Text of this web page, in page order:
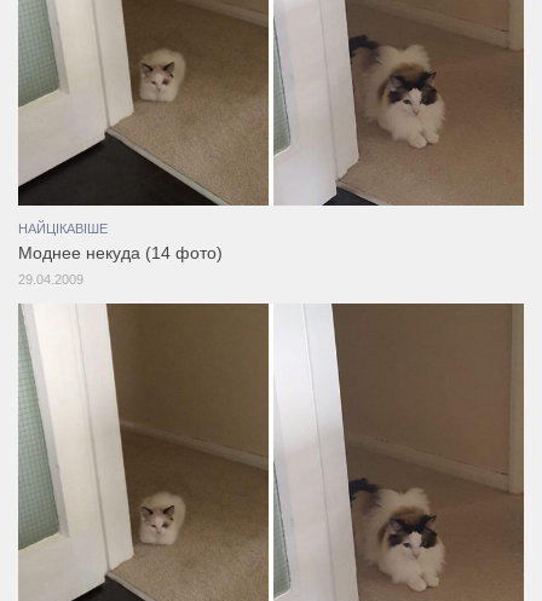
НАЙЦІКАВІШЕ
Моднее некуда (14 фото)
29.04.2009